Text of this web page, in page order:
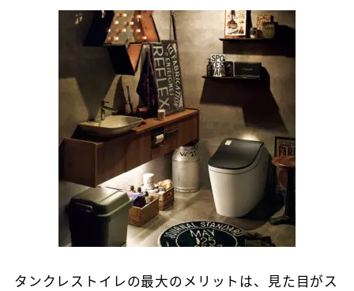
タンクレストイレの最大のメリットは、見た目がス